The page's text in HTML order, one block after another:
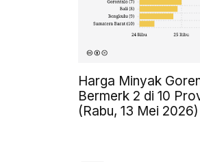
Harga Minyak
Bermerk 2 di 10
(Rabu, 13 Mei 2026)